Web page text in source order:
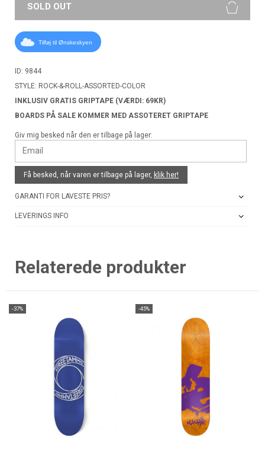
SOLD OUT
Tilføj til Ønskeskyen
ID: 9844
STYLE: ROCK-&-ROLL-ASSORTED-COLOR
INKLUSIV GRATIS GRIPTAPE (VÆRDI: 69KR)
BOARDS PÅ SALE KOMMER MED ASSOTERET GRIPTAPE
Giv mig besked når den er tilbage på lager:
Få besked, når varen er tilbage på lager, klik her!
GARANTI FOR LAVESTE PRIS?
LEVERINGS INFO
Relaterede produkter
-37% -45%